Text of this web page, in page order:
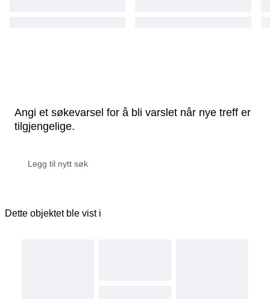
Angi et søkevarsel for å bli varslet når nye treff er
tilgjengelige.
Dette objektet ble vist i